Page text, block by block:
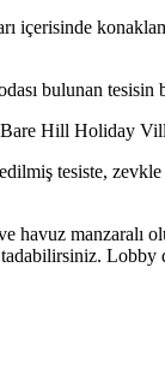
içerisinde
bulunan
Hill Holiday
tesiste,
havuz manzaralı
tadabilirsiniz.